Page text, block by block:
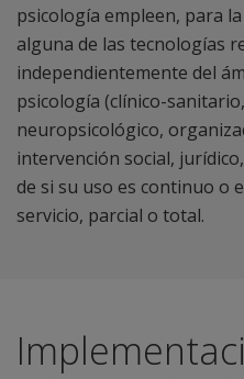
psicología empleen, para
alguna de las tecnologías
independientemente del
psicología (clínico-
neuropsicológico,
intervención social,
de si su uso es continuo o
servicio, parcial o total.